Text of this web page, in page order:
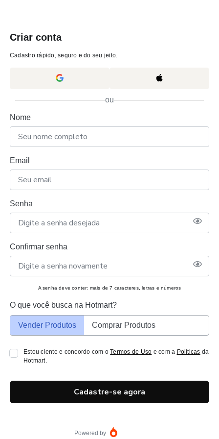
Criar conta
Cadastro rápido, seguro e do seu jeito.
ou
Nome
Email
Senha
Confirmar senha
A senha deve conter: mais de 7 caracteres, letras e números
O que você busca na Hotmart?
Vender Produtos Comprar Produtos
Estou ciente e concordo com oTermos de Uso e com a Políticas da
Hotmart.
Cadastre-se agora
Powered by